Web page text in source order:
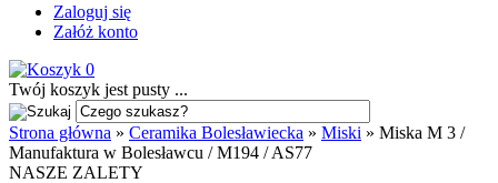
Zaloguj się
Załóż konto
0
Twój koszyk jest pusty ...
Strona główna » Ceramika Bolesławiecka » Miski » Miska M 3 /
Manufaktura w Bolesławcu / M194 / AS77
NASZE ZALETY